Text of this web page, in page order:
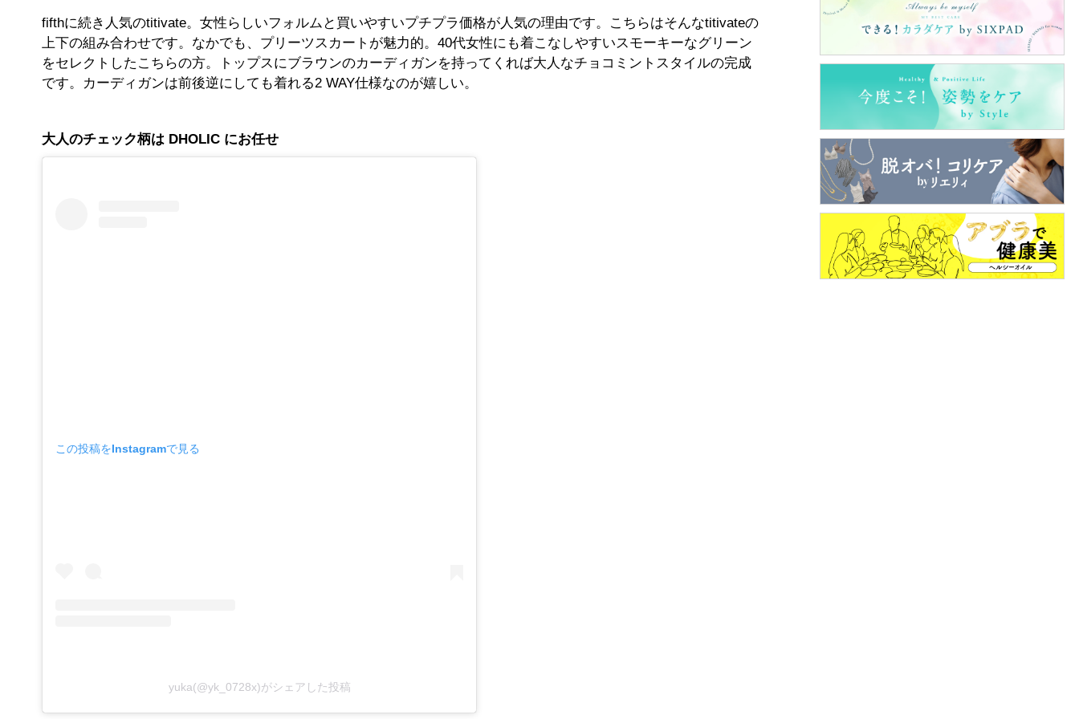
fifthに続き人気のtitivate。女性らしいフォルムと買いやすいプチプラ価格が人気の理由です。こちらはそんなtitivateの
上下の組み合わせです。なかでも、プリーツスカートが魅力的。40代女性にも着こなしやすいスモーキーなグリーン
をセレクトしたこちらの方。トップスにブラウンのカーディガンを持ってくれば大人なチョコミントスタイルの完成
です。カーディガンは前後逆にしても着れる2 WAY仕様なのが嬉しい。
大人のチェック柄は DHOLIC にお任せ
この投稿をInstagramで見る
yuka(@yk_0728x)がシェアした投稿